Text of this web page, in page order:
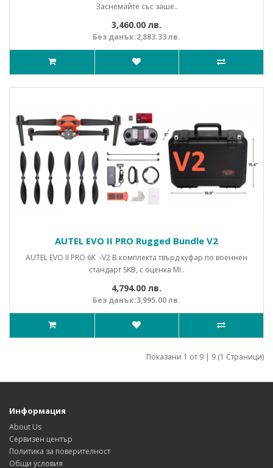
Заснемайте със заше..
3,460.00 лв.
Без данък:2,883.33 лв.
AUTEL EVO II PRO Rugged Bundle V2
AUTEL EVO II PRO 6K -V2 В комплекта твърд куфар по военнен
стандарт SKB, с оценка MI..
4,794.00 лв.
Без данък:3,995.00 лв.
Показани 1 от 9 | 9 (1 Страници)
Информация
About Us
Сервизен център
Политика за поверителност
Общи условия